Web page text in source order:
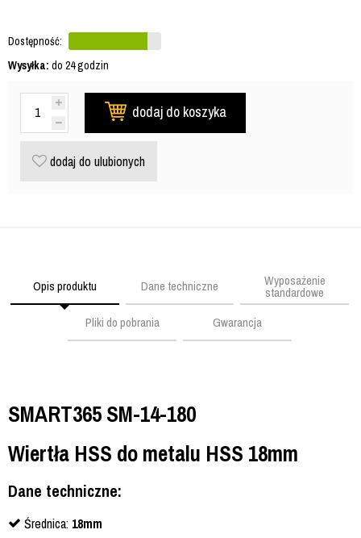
Dostępność:
Wysyłka: do 24 godzin
dodaj do koszyka
dodaj do ulubionych
Opis produktu Dane techniczne Wyposażenie
standardowe
Pliki do pobrania
Gwarancja
SMART365 SM-14-180
Wiertła HSS do metalu HSS 18mm
Dane techniczne:
Średnica: 18mm